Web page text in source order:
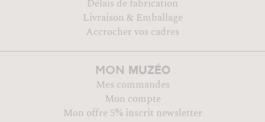
Délais de fabrication
Livraison & Emballage
Accrocher vos cadres
MON MUZÉO
Mes commandes
Mon compte
Mon offre 5% inscrit newsletter